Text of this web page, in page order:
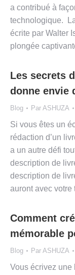
a contribué à
technologique.
écrite par Walter
plongée
Les secrets
donne envie
Blog Par ASHUZA
Si vous êtes un
rédaction d’un
a un autre défi
description de
description de
auront avec
Comment
mémorable
Blog Par ASHUZA
Vous écrivez une